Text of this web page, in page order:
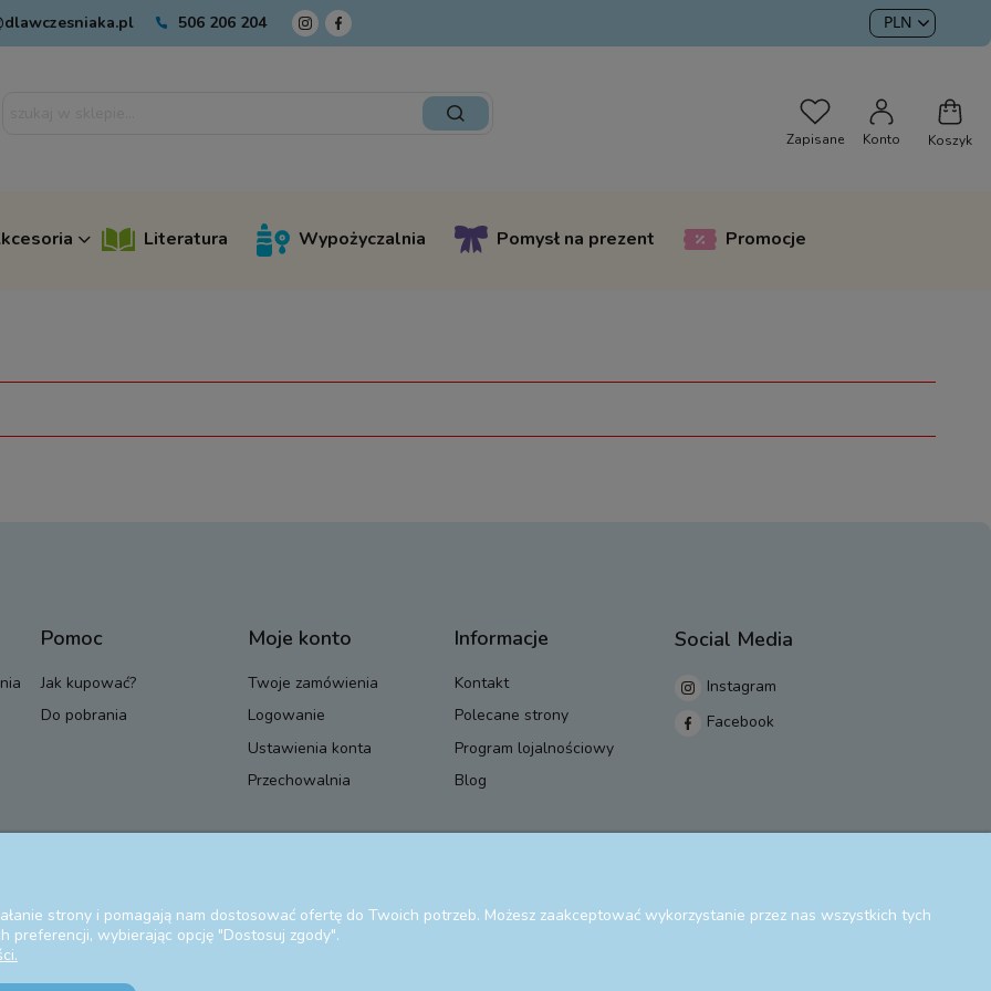
506 206 204
Literatura Wypożyczalnia Pomysł na prezent Promocje
Pomoc
Jak kupować?
Do pobrania
Moje konto
Twoje zamówienia
Logowanie
Ustawienia konta
Przechowalnia
Informacje
Kontakt
Polecane strony
Program lojalnościowy
Blog
Social Media
Instagram
Facebook
strony i pomagają nam dostosować ofertę do Twoich potrzeb. Możesz zaakceptować wykorzystanie przez nas wszystkich tych
wybierając opcję "Dostosuj zgody".